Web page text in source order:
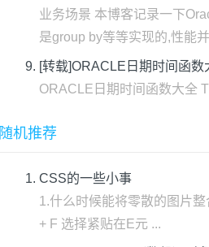
业务场景 本博客记录一下
是group by等等实现的,性能
[转载]ORACLE日期时间函数
ORACLE日期时间函数大
随机推荐
CSS的一些小事
1.什么时候能将零散的图片
+ F 选择紧贴在E元 ...